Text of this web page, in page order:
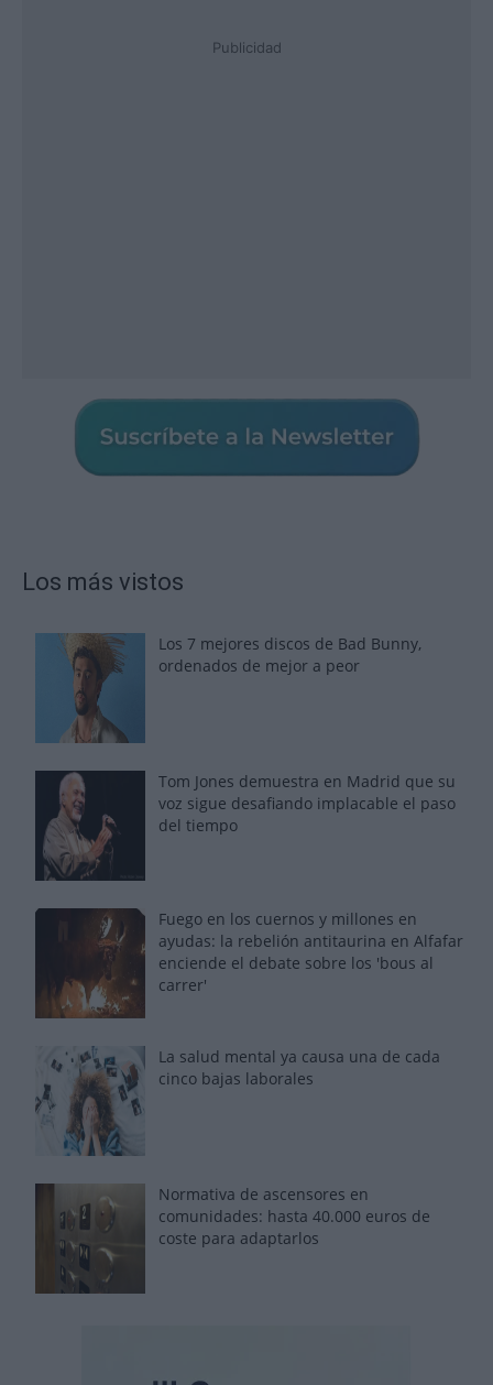
Publicidad
Los más vistos
Los 7 mejores discos de Bad Bunny,
ordenados de mejor a peor
Tom Jones demuestra en Madrid que su
voz sigue desafiando implacable el paso
del tiempo
Fuego en los cuernos y millones en
ayudas: la rebelión antitaurina en Alfafar
enciende el debate sobre los 'bous al
carrer'
La salud mental ya causa una de cada
cinco bajas laborales
Normativa de ascensores en
comunidades: hasta 40.000 euros de
coste para adaptarlos